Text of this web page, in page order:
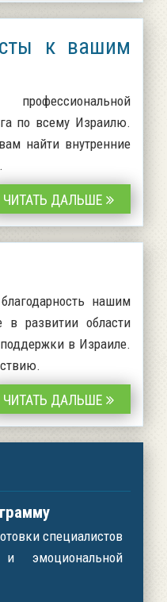
к вашим
по всему Израилю.
найти внутренние
ЧИТАТЬ ДАЛЬШЕ
нашим
в развитии области
в Израиле.
ЧИТАТЬ ДАЛЬШЕ
специалистов
эмоциональной